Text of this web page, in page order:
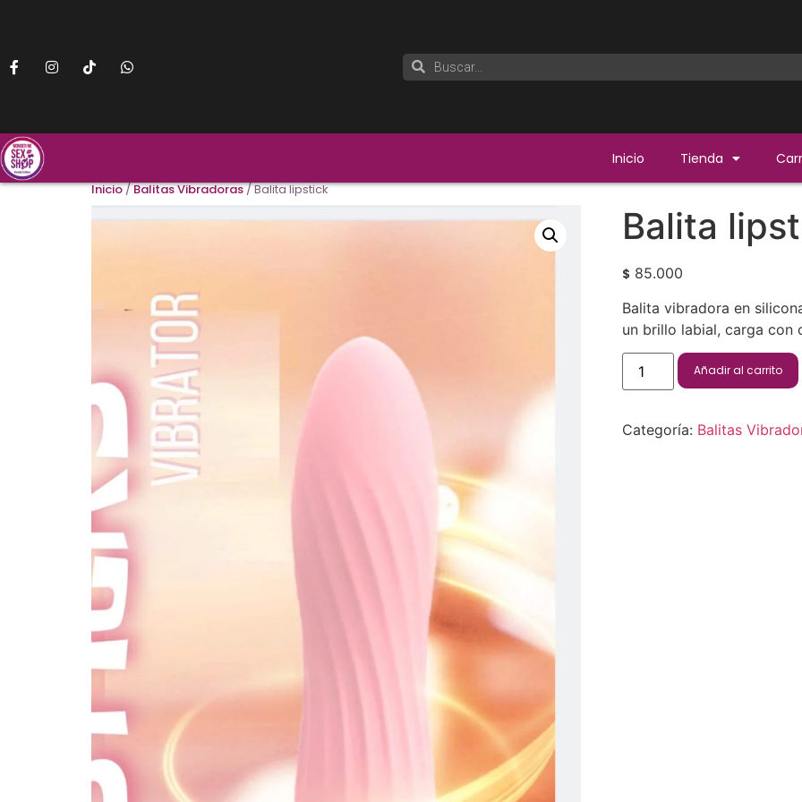
Inicio Tienda
Inicio/Balitas Vibradoras/ Balita lipstick
Balita
$ 85.000
Balita vibradora en
un brillo labial, carga con
Añadir al carrito
Categoría: Balitas